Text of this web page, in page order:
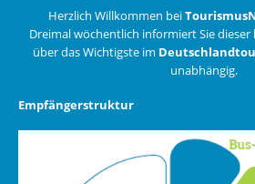
Herzlich Willkommen bei
Dreimal wöchentlich informiert Sie
über das Wichtigste im
unabhängig.
Empfängerstruktur